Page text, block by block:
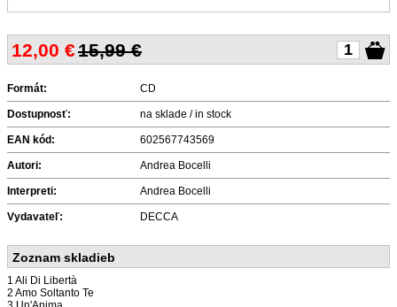
12,00 €15,99 €
Formát: CD
Dostupnosť: na sklade / in stock
EAN kód: 602567743569
Autori: Andrea Bocelli
Interpreti: Andrea Bocelli
Vydavateľ: DECCA
Zoznam skladieb
1 Ali Di Libertà
2 Amo Soltanto Te